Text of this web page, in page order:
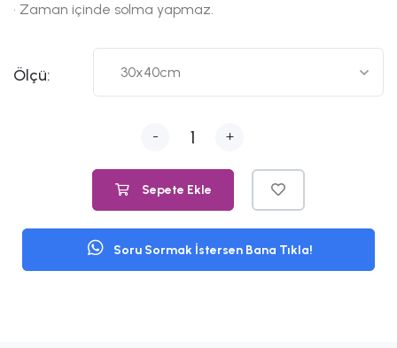
• Zaman içinde solma yapmaz.
Ölçü:
- +
Sepete Ekle
Soru Sormak İstersen Bana Tıkla!